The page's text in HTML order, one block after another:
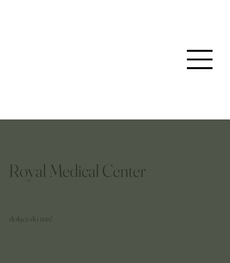
Royal Medical Center
dołącz do nas!